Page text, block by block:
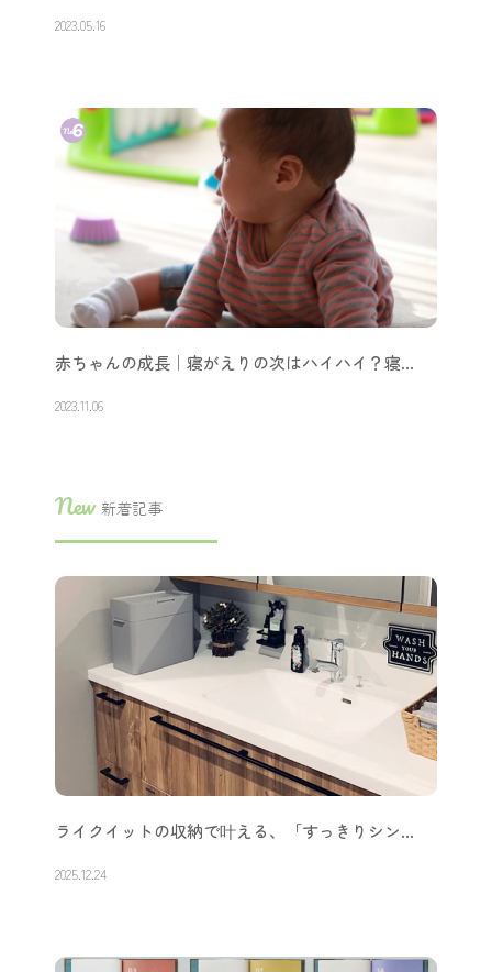
赤ちゃんの嘘泣きにヘトヘト…その原因や対処…
2023.05.16
赤ちゃんの成長｜寝がえりの次はハイハイ？寝…
2023.11.06
New